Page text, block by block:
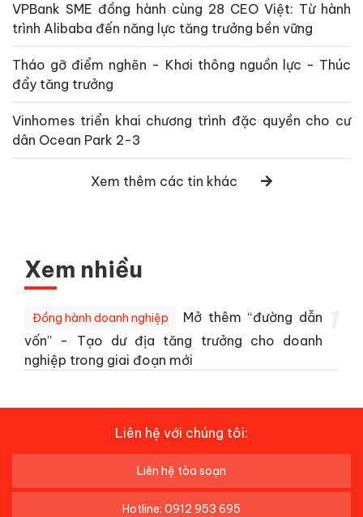
VPBank SME đồng hành cùng 28 CEO Việt: Từ hành
trình Alibaba đến năng lực tăng trưởng bền vững
Tháo gỡ điểm nghẽn - Khơi thông nguồn lực - Thúc
đẩy tăng trưởng
Vinhomes triển khai chương trình đặc quyền cho cư
dân Ocean Park 2-3
Xem thêm các tin khác
Xem nhiều
Đồng hành doanh nghiệp
Mở thêm “đường dẫn
vốn” - Tạo dư địa tăng trưởng cho doanh
nghiệp trong giai đoạn mới
Liên hệ với chúng tôi:
Liên hệ tòa soạn
Hotline: 0912 953 695